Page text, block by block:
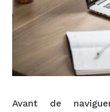
Avant de